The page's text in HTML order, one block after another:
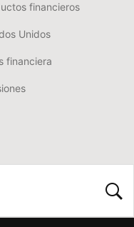
financieros
Unidos
financiera